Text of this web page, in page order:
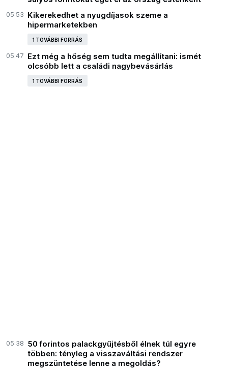
05:53 Kikerekedhet a nyugdíjasok szeme a
hipermarketekben
1 TOVÁBBI FORRÁS
05:47 Ezt még a hőség sem tudta megállítani: ismét
olcsóbb lett a családi nagybevásárlás
1 TOVÁBBI FORRÁS
05:38 50 forintos palackgyűjtésből élnek túl egyre
többen: tényleg a visszaváltási rendszer
megszüntetése lenne a megoldás?